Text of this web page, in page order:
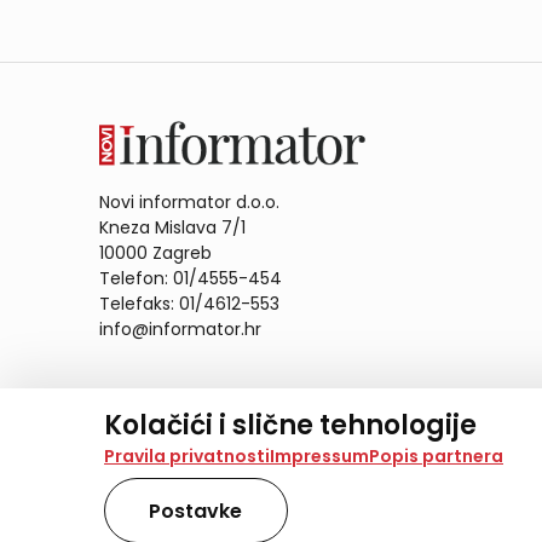
Kolačići i slične tehnologije
Na našoj web stranici koristimo kolačiće i slične
analiziramo promet na stranici te prikazujemo
također koriste ove tehnologije.
Odabirom opcije „Samo nužno“ prihvaćate samo
Pravila privatnostiImpressumPopis partnera
Postavke
Novi informator d.o.o.
Kneza Mislava 7/1
10000 Zagreb
Telefon: 01/4555-454
Telefaks: 01/4612-553
info@informator.hr